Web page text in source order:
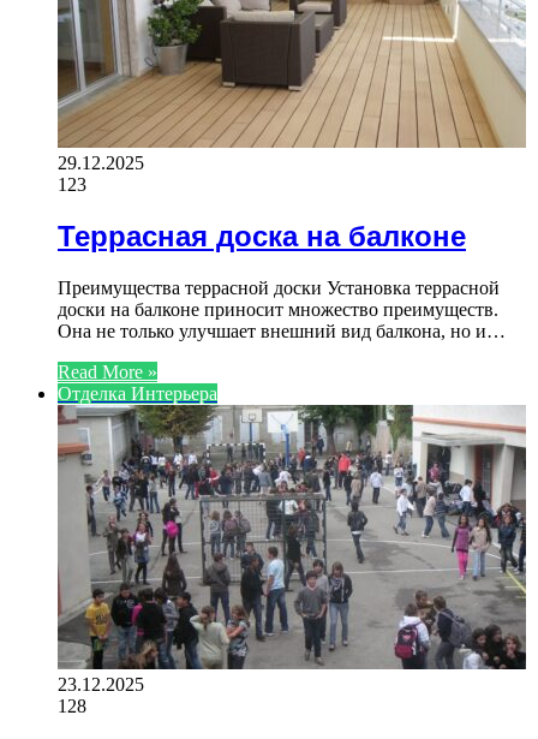
29.12.2025
123
Террасная доска на балконе
Преимущества террасной доски Установка террасной
доски на балконе приносит множество преимуществ.
Она не только улучшает внешний вид балкона, но и…
Read More »
Отделка Интерьера
23.12.2025
128